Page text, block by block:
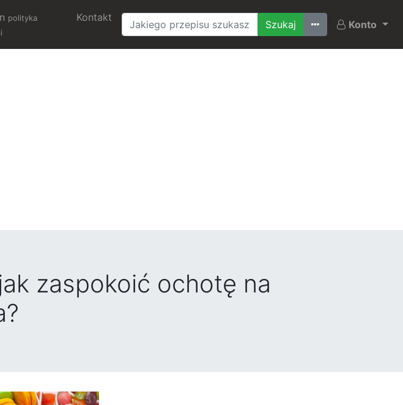
polityka
Kontakt
Ostatnio szukane
Konto
zaspokoić ochotę na